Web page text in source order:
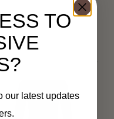
TO
our latest updates